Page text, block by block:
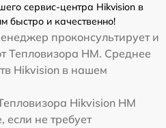
сервис-центра Hikvision в
быстро и качественно!
проконсультирует и
Тепловизора HM. Среднее
Hikvision в нашем
Hikvision HM
если не требует